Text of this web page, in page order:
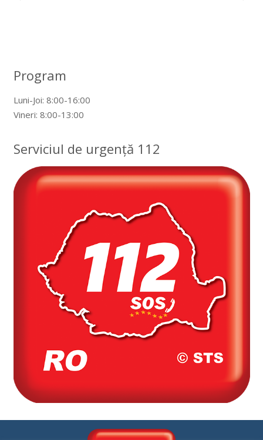
Program
Luni-Joi: 8:00-16:00
Vineri: 8:00-13:00
Serviciul de urgență 112